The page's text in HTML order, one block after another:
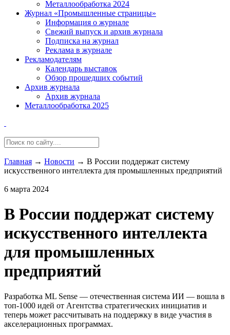
Металлообработка 2024
Журнал «Промышленные страницы»
Информация о журнале
Свежий выпуск и архив журнала
Подписка на журнал
Реклама в журнале
Рекламодателям
Календарь выставок
Обзор прошедших событий
Архив журнала
Архив журнала
Металлообработка 2025
Главная → Новости → В России поддержат систему
искусственного интеллекта для промышленных предприятий
6 марта 2024
В России поддержат систему
искусственного интеллекта
для промышленных
предприятий
Разработка ML Sense — отечественная система ИИ — вошла в
топ-1000 идей от Агентства стратегических инициатив и
теперь может рассчитывать на поддержку в виде участия в
акселерационных программах.